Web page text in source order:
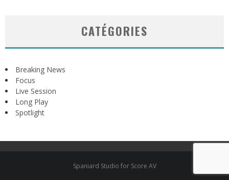
CATÉGORIES
Breaking News
Focus
Live Session
Long Play
Spotlight
Spaniard Studio for Score AV